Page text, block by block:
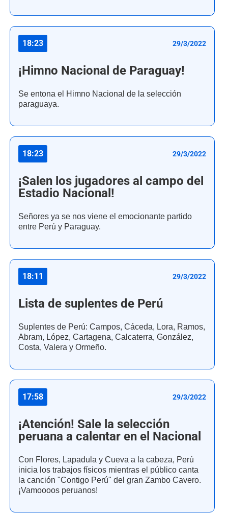
18:23 29/3/2022
¡Himno Nacional de Paraguay!
Se entona el Himno Nacional de la selección
paraguaya.
18:23 29/3/2022
¡Salen los jugadores al campo del
Estadio Nacional!
Señores ya se nos viene el emocionante partido
entre Perú y Paraguay.
18:11 29/3/2022
Lista de suplentes de Perú
Suplentes de Perú: Campos, Cáceda, Lora, Ramos,
Abram, López, Cartagena, Calcaterra, González,
Costa, Valera y Ormeño.
17:58 29/3/2022
¡Atención! Sale la selección
peruana a calentar en el Nacional
Con Flores, Lapadula y Cueva a la cabeza, Perú
inicia los trabajos físicos mientras el público canta
la canción "Contigo Perú" del gran Zambo Cavero.
¡Vamoooos peruanos!